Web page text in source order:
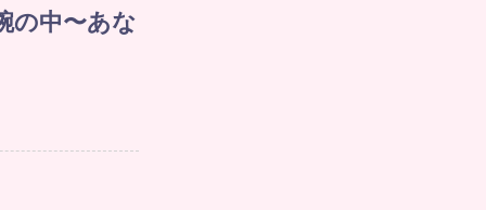
の中〜あな